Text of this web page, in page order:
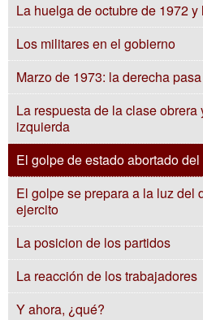
La huelga de octubre de 1972
Los militares en el gobierno
Marzo de 1973: la derecha
La respuesta de la clase
izquierda
El golpe de estado abortado
El golpe se prepara a la luz del
ejercito
La posicion de los partidos
La reacción de los trabajadores
Y ahora, ¿qué?